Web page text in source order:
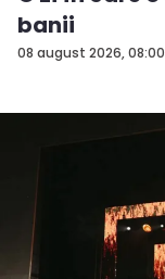
08 august 2026, 08:00
banii